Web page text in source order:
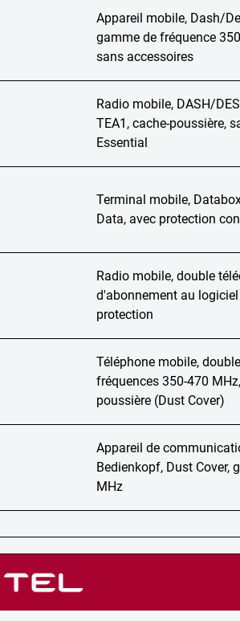
Appareil mobile, Dash/
gamme de fréquence
sans accessoires
Radio mobile, DASH/
TEA1, cache-poussière,
Essential
Terminal mobile,
Data, avec protection
Radio mobile, double
d'abonnement au
protection
Téléphone mobile,
fréquences 350-470
poussière (Dust Cover)
Appareil de
Bedienkopf, Dust Cover,
MHz